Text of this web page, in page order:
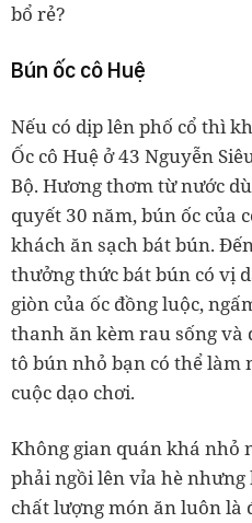
bổ rẻ?
Bún ốc cô Huệ
Nếu có dịp lên phố cổ thì
Ốc cô Huệ ở 43 Nguyễn
Bộ. Hương thơm từ nước
quyết 30 năm, bún ốc của
khách ăn sạch bát bún.
thưởng thức bát bún có vị
giòn của ốc đồng luộc,
thanh ăn kèm rau sống và
tô bún nhỏ bạn có thể làm
cuộc dạo chơi.
Không gian quán khá nhỏ
phải ngồi lên vỉa hè
chất lượng món ăn luôn là